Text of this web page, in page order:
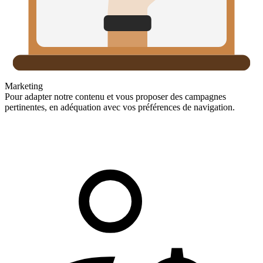
Marketing
Pour adapter notre contenu et vous proposer des campagnes
pertinentes, en adéquation avec vos préférences de navigation.